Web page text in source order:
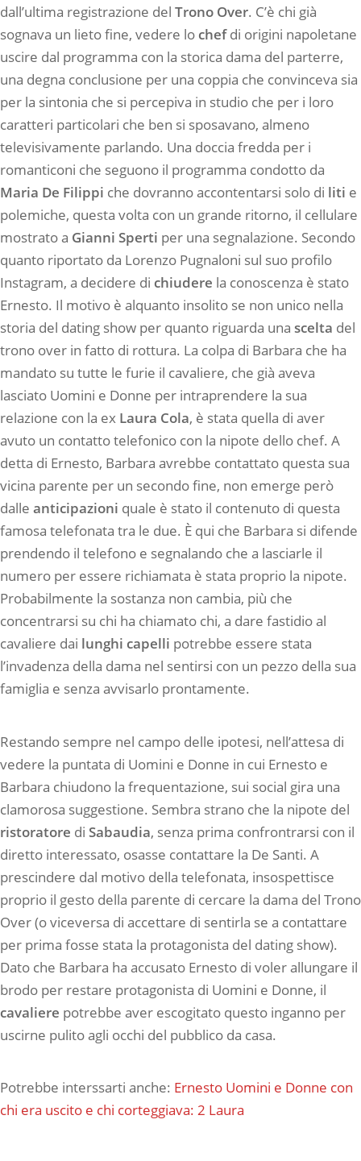
dall’ultima registrazione del Trono Over. C’è chi già
sognava un lieto fine, vedere lo chefdi origini napoletane
uscire dal programma con la storica dama del parterre,
una degna conclusione per una coppia che convinceva sia
per la sintonia che si percepiva in studio che per i loro
caratteri particolari che ben si sposavano, almeno
televisivamente parlando. Una doccia fredda per i
romanticoni che seguono il programma condotto da
Maria De Filippi che dovranno accontentarsi solo di liti e
polemiche, questa volta con un grande ritorno, il cellulare
mostrato a Gianni Sperti per una segnalazione. Secondo
quanto riportato da Lorenzo Pugnaloni sul suo profilo
Instagram, a decidere di chiudere la conoscenza è stato
Ernesto. Il motivo è alquanto insolito se non unico nella
storia del dating show per quanto riguarda una scelta del
trono over in fatto di rottura. La colpa di Barbara che ha
mandato su tutte le furie il cavaliere, che già aveva
lasciato Uomini e Donne per intraprendere la sua
relazione con la ex Laura Cola, è stata quella di aver
avuto un contatto telefonico con la nipote dello chef. A
detta di Ernesto, Barbara avrebbe contattato questa sua
vicina parente per un secondo fine, non emerge però
dalle anticipazioni quale è stato il contenuto di questa
famosa telefonata tra le due. È qui che Barbara si difende
prendendo il telefono e segnalando che a lasciarle il
numero per essere richiamata è stata proprio la nipote.
Probabilmente la sostanza non cambia, più che
concentrarsi su chi ha chiamato chi, a dare fastidio al
cavaliere dai lunghi capelli potrebbe essere stata
l’invadenza della dama nel sentirsi con un pezzo della sua
famiglia e senza avvisarlo prontamente.
Restando sempre nel campo delle ipotesi, nell’attesa di
vedere la puntata di Uomini e Donne in cui Ernesto e
Barbara chiudono la frequentazione, sui social gira una
clamorosa suggestione. Sembra strano che la nipote del
ristoratore di Sabaudia, senza prima confrontrarsi con il
diretto interessato, osasse contattare la De Santi. A
prescindere dal motivo della telefonata, insospettisce
proprio il gesto della parente di cercare la dama del Trono
Over (o viceversa di accettare di sentirla se a contattare
per prima fosse stata la protagonista del dating show).
Dato che Barbara ha accusato Ernesto di voler allungare il
brodo per restare protagonista di Uomini e Donne, il
cavaliere potrebbe aver escogitato questo inganno per
uscirne pulito agli occhi del pubblico da casa.
Potrebbe interssarti anche: Ernesto Uomini e Donne con
chi era uscito e chi corteggiava: 2 Laura